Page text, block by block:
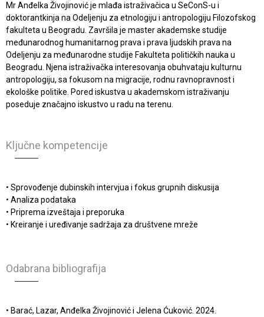
Mr Anđelka Živojinović je mlađa istraživačica u SeConS-u i
doktorantkinja na Odeljenju za etnologiju i antropologiju Filozofskog
fakulteta u Beogradu. Završila je master akademske studije
međunarodnog humanitarnog prava i prava ljudskih prava na
Odeljenju za međunarodne studije Fakulteta političkih nauka u
Beogradu. Njena istraživačka interesovanja obuhvataju kulturnu
antropologiju, sa fokusom na migracije, rodnu ravnopravnost i
ekološke politike. Pored iskustva u akademskom istraživanju
poseduje značajno iskustvo u radu na terenu.
Ključne kompetencije
• Sprovođenje dubinskih intervjua i fokus grupnih diskusija
• Analiza podataka
• Priprema izveštaja i preporuka
• Kreiranje i uređivanje sadržaja za društvene mreže
Odabrana bibliografija​
• Barać, Lazar, Anđelka Živojinović i Jelena Ćuković. 2024.